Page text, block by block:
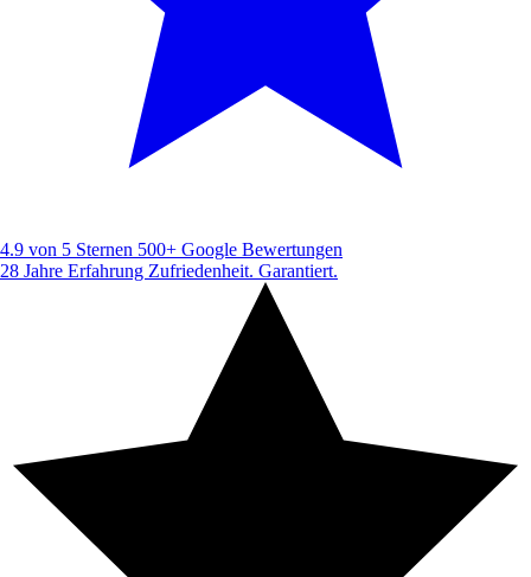
4.9 von 5 Sternen 500+ Google Bewertungen
28 Jahre Erfahrung Zufriedenheit. Garantiert.